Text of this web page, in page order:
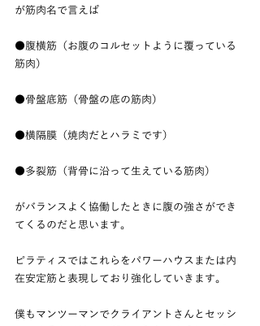
が筋肉名で言えば
●腹横筋（お腹のコルセットように覆っている
筋肉）
●骨盤底筋（骨盤の底の筋肉）
●横隔膜（焼肉だとハラミです）
●多裂筋（背骨に沿って生えている筋肉）
がバランスよく協働したときに腹の強さができ
てくるのだと思います。
ピラティスではこれらをパワーハウスまたは内
在安定筋と表現しており強化していきます。
僕もマンツーマンでクライアントさんとセッシ